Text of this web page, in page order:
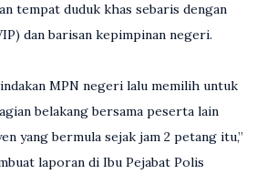
tempat duduk khas sebaris dengan
dan barisan kepimpinan negeri.
MPN negeri lalu memilih untuk
belakang bersama peserta lain
yang bermula sejak jam 2 petang itu,”
laporan di Ibu Pejabat Polis